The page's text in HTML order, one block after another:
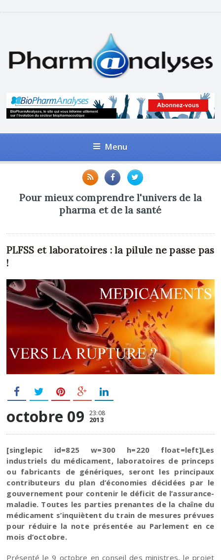
Menu
Pour mieux comprendre l'univers de la
pharma et de la santé
PLFSS et laboratoires : la pilule ne passe pas
!
octobre 09 23:08
2013
[singlepic id=825 w=300 h=220 float=left]Les
industriels du médicament, laboratoires de princeps
ou fabricants de génériques, seront les principaux
contributeurs du plan d’économies décidées par le
gouvernement pour contenir le déficit de l’assurance-
maladie. Toutes les parties prenantes de la chaîne du
médicament s’inquiètent du train de mesures prévues
pour réduire la note présentée au Parlement en ce
mois d’octobre.
Présenté le 9 octobre en conseil des ministres, le projet